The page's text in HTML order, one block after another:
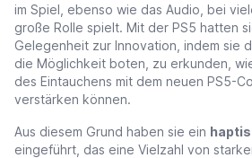
im Spiel, ebenso wie das Audio, bei
große Rolle spielt. Mit der PS5 hatten
Gelegenheit zur Innovation, indem sie
die Möglichkeit boten, zu erkunden,
des Eintauchens mit dem neuen PS5-
verstärken können.
Aus diesem Grund haben sie ein
eingeführt, das eine Vielzahl von